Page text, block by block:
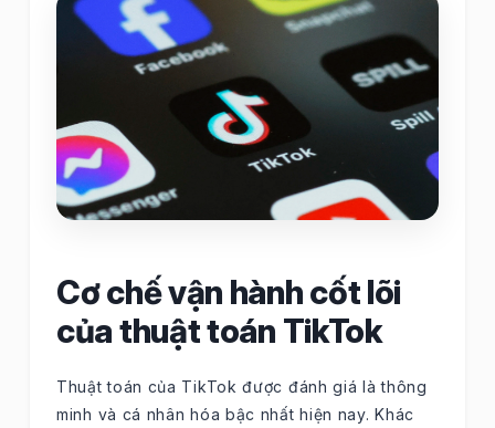
Cơ chế vận hành cốt lõi
của thuật toán TikTok
Thuật toán của TikTok được đánh giá là thông
minh và cá nhân hóa bậc nhất hiện nay. Khác